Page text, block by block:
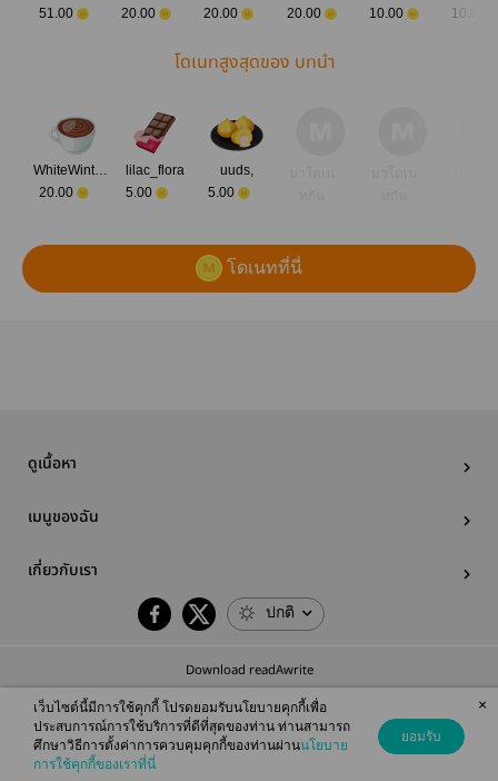
51.00
20.00
20.00
20.00
10.00
10.00
โดเนทสูงสุดของ บทนำ
WhiteWinter1512
20.00
lilac_flora
5.00
uuds,
5.00
โดเนทที่นี่
ดูเนื้อหา
เมนูของฉัน
เกี่ยวกับเรา
ปกติ
Download readAwrite
© 2026 readAwrite.com by MEB Corporation Public Company Limited
This site is protected by reCAPTCHA and the Google
เว็บไซต์นี้มีการใช้คุกกี้ โปรดยอมรับนโยบายคุกกี้เพื่อ
ประสบการณ์การใช้บริการที่ดีที่สุดของท่าน ท่านสามารถ
ศึกษาวิธีการตั้งค่าการควบคุมคุกกี้ของท่านผ่านนโยบาย
การใช้คุกกี้ของเราที่นี่
ยอมรับ
×